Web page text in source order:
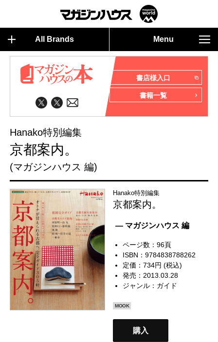
All Brands Menu
書店様入口
書籍一覧
Hanako特別編集
京都案内。
(マガジンハウス 編)
Hanako特別編集
京都案内。
— マガジンハウス 編
ページ数：96頁
ISBN：9784838788262
定価：734円 (税込)
発売：2013.03.28
ジャンル： ガイド
MOOK
購入